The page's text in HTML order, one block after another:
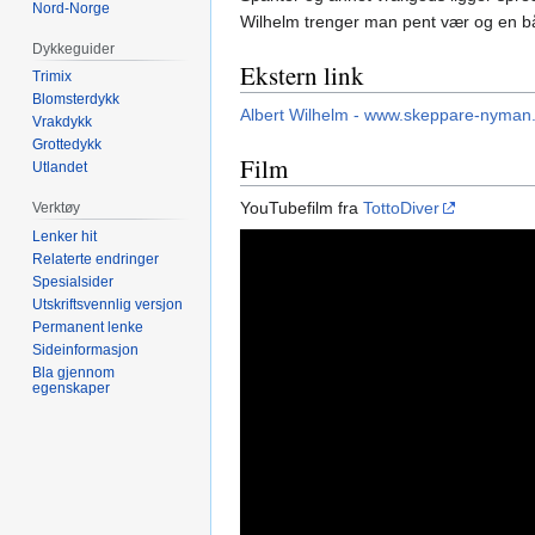
Wilhelm trenger man pent vær og en
Ekstern link
Albert Wilhelm - www.skeppare-
Film
YouTubefilm fra TottoDiver
Nord-Norge
Dykkeguider
Trimix
Blomsterdykk
Vrakdykk
Grottedykk
Utlandet
Verktøy
Lenker hit
Relaterte endringer
Spesialsider
Utskriftsvennlig versjon
Permanent lenke
Sideinformasjon
Bla gjennom
egenskaper